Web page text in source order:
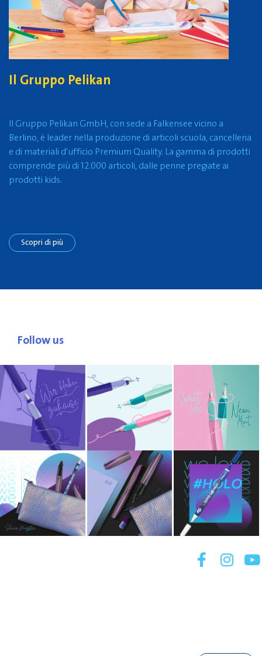
Il Gruppo Pelikan
Il Gruppo Pelikan GmbH, con sede a Falkensee vicino a
Berlino, è leader nella produzione di articoli scuola, cancelleria
e di materiali d'ufficio Premium Quality. La gamma di prodotti
comprende più di 12.000 articoli, dalle penne pregiate ai
prodotti kids.
Scopri di più
Follow us